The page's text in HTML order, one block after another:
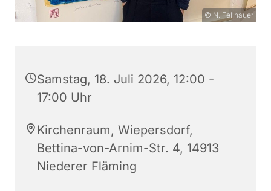
© N. Fellhauer
Samstag, 18. Juli 2026, 12:00 -
17:00 Uhr
Kirchenraum, Wiepersdorf,
Bettina-von-Arnim-Str. 4, 14913
Niederer Fläming